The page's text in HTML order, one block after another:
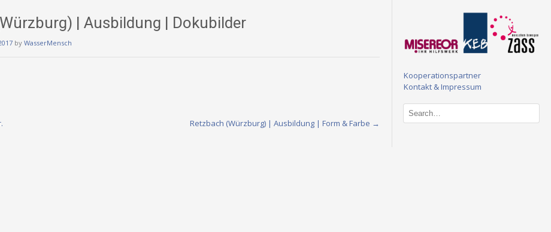
| Ausbildung | Dokubilder
by WasserMensch
Retzbach (Würzburg) | Ausbildung | Form & Farbe →
Kooperationspartner
Kontakt & Impressum